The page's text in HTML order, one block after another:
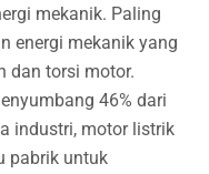
mekanik. Paling
energi mekanik yang
dan torsi motor.
46% dari
industri, motor listrik
pabrik untuk